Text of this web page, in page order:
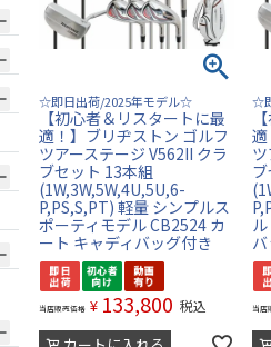
☆即日出荷/2025年モデル☆
【初心者＆リスタートに最
適！】ブリヂストン ゴルフ
ツアーステージ V562II クラ
ブセット 13本組
(1W,3W,5W,4U,5U,6-
P,PS,S,PT) 軽量 シンプルス
ポーティモデル CB2524 カ
ート キャディバッグ付き
当店販売価格 ¥ 133,800 税込
☆
当店